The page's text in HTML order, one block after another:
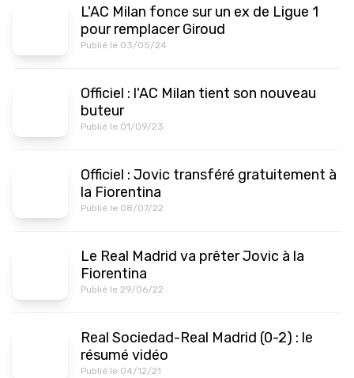
L'AC Milan fonce sur un ex de Ligue 1
pour remplacer Giroud
Publié le 03/05/24
Officiel : l'AC Milan tient son nouveau
buteur
Publié le 01/09/23
Officiel : Jovic transféré gratuitement à
la Fiorentina
Publié le 08/07/22
Le Real Madrid va prêter Jovic à la
Fiorentina
Publié le 29/06/22
Real Sociedad-Real Madrid (0-2) : le
résumé vidéo
Publié le 04/12/21